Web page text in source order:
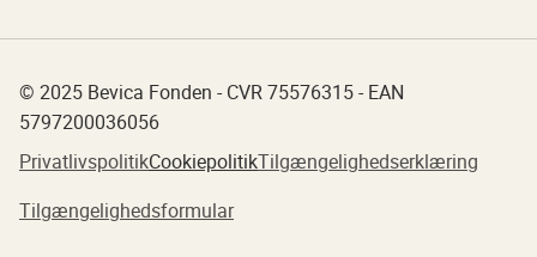
© 2025 Bevica Fonden - CVR 75576315 - EAN
5797200036056
PrivatlivspolitikCookiepolitikTilgængelighedserklæring
Tilgængelighedsformular